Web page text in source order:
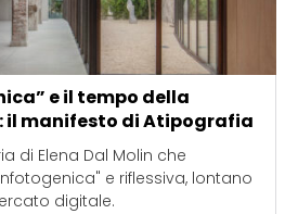
e il tempo della
il manifesto di Atipografia
di Elena Dal Molin che
e riflessiva, lontano
digitale.